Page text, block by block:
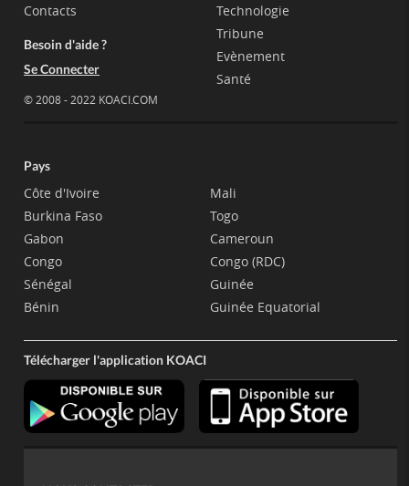
Contacts
Besoin d'aide ?
Se Connecter
© 2008 - 2022 KOACI.COM
Technologie
Tribune
Evènement
Santé
Pays
Côte d'Ivoire
Burkina Faso
Gabon
Congo
Sénégal
Bénin
Mali
Togo
Cameroun
Congo (RDC)
Guinée
Guinée Equatorial
Télécharger l'application KOACI